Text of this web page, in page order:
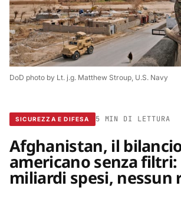
DoD photo by Lt. j.g. Matthew Stroup, U.S. Navy
SICUREZZA E DIFESA 5 MIN DI LETTURA
Afghanistan, il
americano senza filtri:
miliardi spesi,